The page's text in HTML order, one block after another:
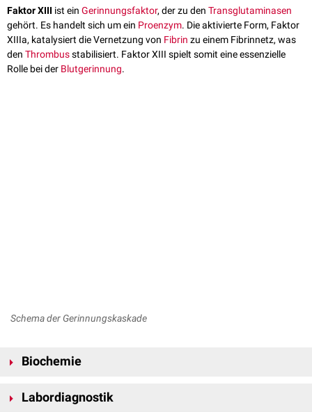
Faktor XIII ist ein Gerinnungsfaktor, der zu den Transglutaminasen
gehört. Es handelt sich um ein Proenzym. Die aktivierte Form, Faktor
XIIIa, katalysiert die Vernetzung von Fibrin zu einem Fibrinnetz, was
den Thrombusstabilisiert. Faktor XIII spielt somit eine essenzielle
Rolle bei der Blutgerinnung.
Schema der Gerinnungskaskade
Biochemie
Untereinheiten mit jeweils 694 und 641
Labordiagnostik